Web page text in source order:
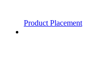
Product Placement